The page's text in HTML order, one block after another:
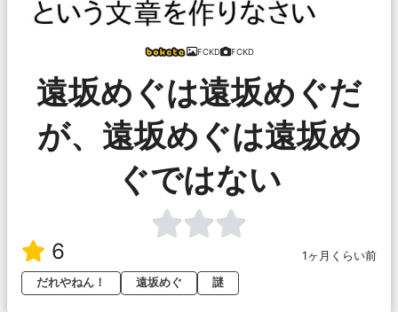
FCKD FCKD
遠坂めぐは遠坂めぐだ
が、遠坂めぐは遠坂め
ぐではない
6
1ヶ月くらい前
だれやねん！
遠坂めぐ 謎